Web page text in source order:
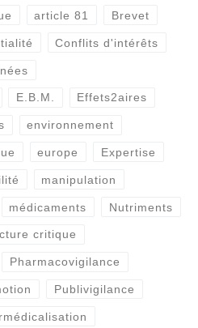
article 81 Brevet
Conflits d'intérêts
E.B.M. Effets2aires
environnement
europe Expertise
manipulation
médicaments Nutriments
critique
Pharmacovigilance
Publivigilance